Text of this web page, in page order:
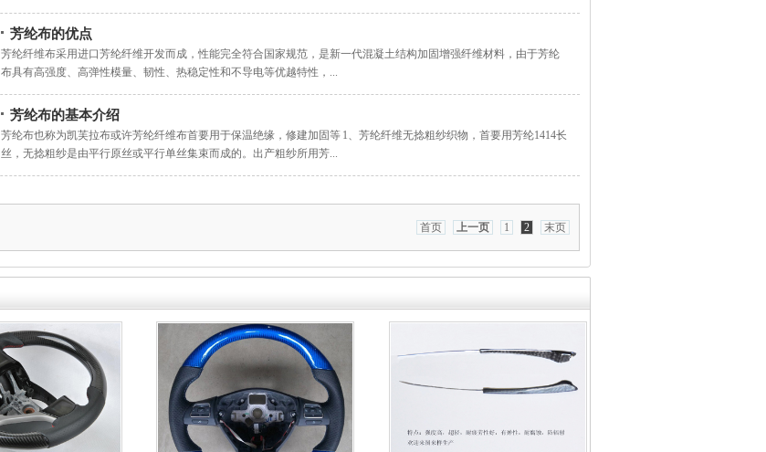
芳纶布的优点
芳纶纤维布采用进口芳纶纤维开发而成，性能完全符合国家规范，是新一代混凝土结构加固增强纤维材料，由于芳纶
布具有高强度、高弹性模量、韧性、热稳定性和不导电等优越特性，...
芳纶布的基本介绍
芳纶布也称为凯芙拉布或许芳纶纤维布首要用于保温绝缘，修建加固等 1、芳纶纤维无捻粗纱织物，首要用芳纶1414长
丝，无捻粗纱是由平行原丝或平行单丝集束而成的。出产粗纱所用芳...
首页 上一页 1 2 末页